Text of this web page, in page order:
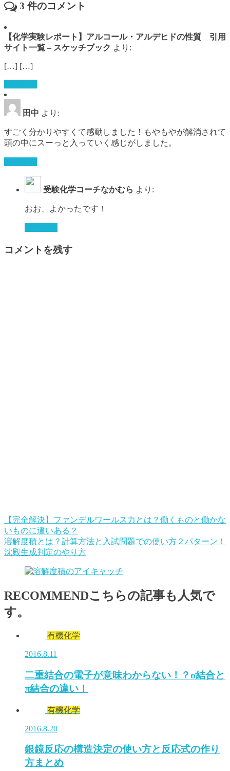
3 件のコメント
【化学実験レポート】アルコール・アルデヒドの性質 引用
サイト一覧 – スケッチブック より:
[…] […]
田中 より:
すごく分かりやすくて感動しました！もやもやが解消されて
頭の中にスーっと入っていく感じがしました。
受験化学コーチなかむら より:
おお、よかったです！
コメントを残す
【完全解決】ファンデルワールス力とは？働くものと働かな
いものに違いある？
溶解度積とは？計算方法と入試問題での使い方２パターン！
沈殿生成判定のやり方
RECOMMENDこちらの記事も人気で
す。
有機化学
2016.8.11
二重結合の電子が意味わからない！？σ結合と
π結合の違い！
有機化学
2016.8.20
銀鏡反応の構造決定の使い方と反応式の作り
方まとめ